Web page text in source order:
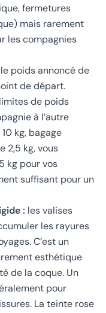
fermetures
mais rarement
les compagnies
le poids annoncé de
de départ.
de poids
à l’autre
kg, bagage
2,5 kg, vous
kg pour vos
suffisant pour un
: les valises
les rayures
C’est un
esthétique
de la coque. Un
pour
La teinte rose